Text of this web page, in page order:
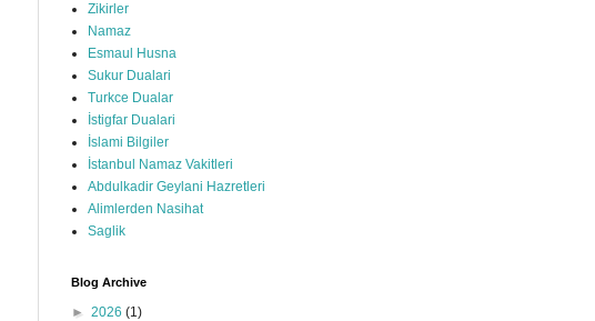
Zikirler
Namaz
Esmaul Husna
Sukur Dualari
Turkce Dualar
İstigfar Dualari
İslami Bilgiler
İstanbul Namaz Vakitleri
Abdulkadir Geylani Hazretleri
Alimlerden Nasihat
Saglik
Blog Archive
► 2026 (1)